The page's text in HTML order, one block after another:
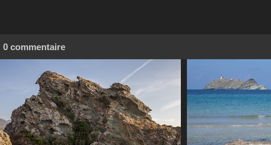
0 commentaire